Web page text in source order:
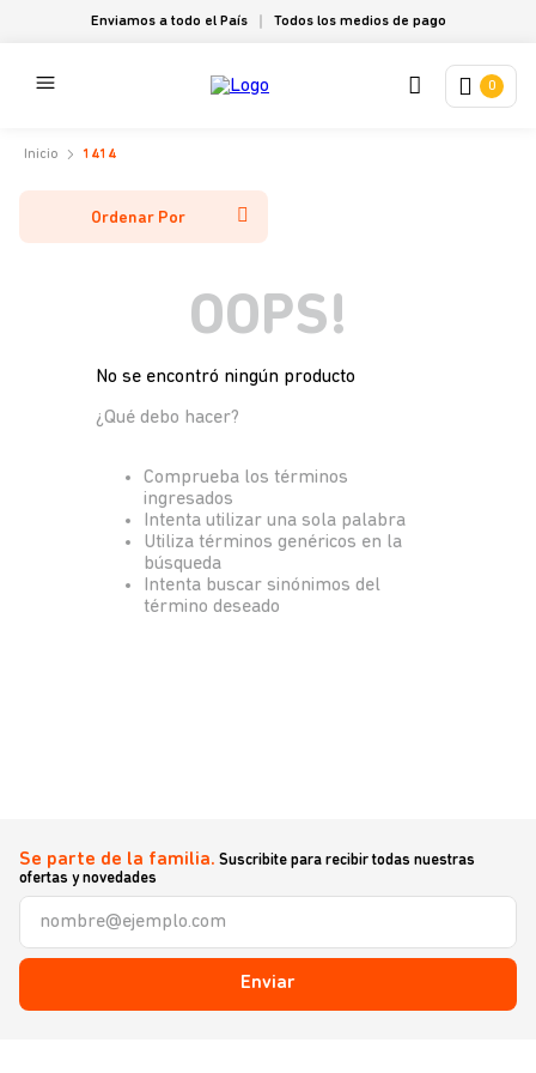
Enviamos a todo el País Todos los medios de pago
0
1414
Ordenar Por
OOPS!
No se encontró ningún producto
¿Qué debo hacer?
Comprueba los términos
ingresados
Intenta utilizar una sola palabra
Utiliza términos genéricos en la
búsqueda
Intenta buscar sinónimos del
término deseado
Se parte de la familia. Suscribite para recibir todas nuestras
ofertas y novedades
Enviar